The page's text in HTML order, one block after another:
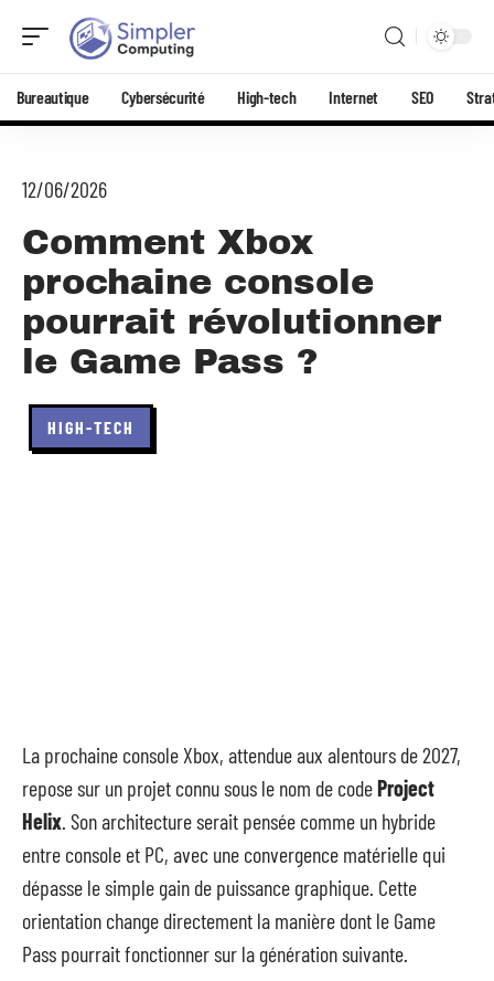
Bureautique Cybersécurité High-tech Internet SEO
12/06/2026
Comment Xbox
prochaine console
pourrait révolutionner
le Game Pass ?
HIGH-TECH
La prochaine console Xbox, attendue aux alentours de 2027,
repose sur un projet connu sous le nom de codeProject
Helix. Son architecture serait pensée comme un hybride
entre console et PC, avec une convergence matérielle qui
dépasse le simple gain de puissance graphique. Cette
orientation change directement la manière dont le Game
Pass pourrait fonctionner sur la génération suivante.